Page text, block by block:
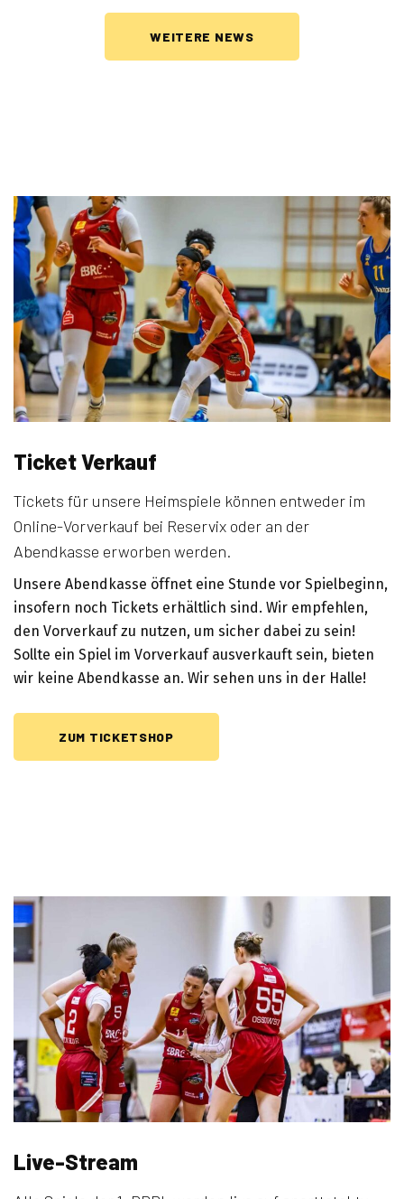
WEITERE NEWS
Ticket Verkauf
Tickets für unsere Heimspiele können entweder im
Online-Vorverkauf bei Reservix oder an der
Abendkasse erworben werden.
Unsere Abendkasse öffnet eine Stunde vor Spielbeginn,
insofern noch Tickets erhältlich sind. Wir empfehlen,
den Vorverkauf zu nutzen, um sicher dabei zu sein!
Sollte ein Spiel im Vorverkauf ausverkauft sein, bieten
wir keine Abendkasse an. Wir sehen uns in der Halle!
ZUM TICKETSHOP
Live-Stream